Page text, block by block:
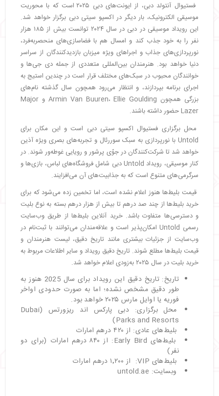
فستیوال آنتولد دبی، از ایونت‌های دبی ۲۰۲۵ است که با محوریت
موسیقی الکترونیک، بار دیگر در اکسپو سیتی دبی برگزار خواهد شد.
این رویداد موسیقی در دبی در سال ۲۰۲۴ توانست بیش از ۱۸۵ هزار
نفر را به خود جذب کند و امسال هم با فضاسازی‌های منحصربه‌فرد،
نورپردازی‌های جذاب و اجراهای ویژه میزبان بازدیدکنندگان از سراسر
دنیا خواهد بود. هنرمندان بین‌المللی متعددی از جمله دی جی‌ها و
خوانندگان محبوب در سبک‌های مختلف قرار است در چندین استیج به
اجرای برنامه بپردازند، و انتظار می‌رود همچون سال گذشته نام‌های
بزرگی همچون Armin Van Buuren، Ellie Goulding و Major
Lazer حضور داشته باشند.
محل برگزاری فستیوال اکسپو سیتی دبی است و این مکان برای
Untold با نورپردازی به سبک سوررئال و تجربه‌های بصری ویژه آذین
خواهد شد تا شرکت‌کنندگان در جوّی پرشور و رویایی غوطه‌ور شوند. در
کنار موسیقی، رویداد Untold دبی شامل فروشگاه‌های لباس، بازی‌ها و
سرگرمی‌های متنوع است که به جذابیت‌های آن می‌افزایند.
قیمت بلیط‌ها هنوز اعلام نشده است، اما تخمین زده می‌شود که برای
خرید بلیط‌ها از چند صد درهم تا بیش از هزار درهم بسته به نوع بلیت
و دسترسی‌ها متفاوت باشد. خرید آنلاین بلیط‌ها از طریق وب‌سایت
رسمی Untold امکان‌پذیر است و علاقه‌مندان می‌توانند با ثبت‌نام در
وب‌سایت از جزئیات بیشتری مانند تاریخ دقیق، لیست هنرمندان و
قیمت بلیط‌ها مطلع شوند. تاریخ دقیق رویداد و سایر اطلاعات مربوط به
خرید بلیت در سال ۲۰۲۵ به‌زودی اعلام خواهد شد.
تاریخ: تاریخ دقیق این رویداد برای سال 2025 هنوز به
طور دقیق مشخص نشده؛ اما به صورت حدودی اواخر
فوریه یا اوایل مارس ۲۰۲۵ خواهد بود.
محل برگزاری: دبی پارکس اند ریزورتس (Dubai
Parks and Resorts)
بلیط‌های عادی: از ۴۲۰ درهم امارات
بلیط‌های Early Bird: از ۸۴۰ درهم امارات (برای دو
نفر)
بلیط‌های VIP: از ۱٬۲۰۰ درهم امارات
وبسایت: untold.ae